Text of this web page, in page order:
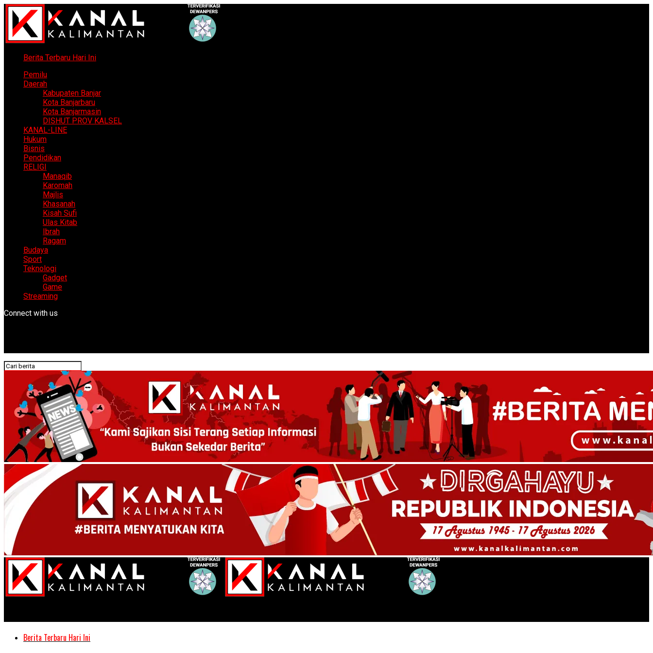
Berita Terbaru Hari Ini
Pemilu
Daerah
Kabupaten Banjar
Kota Banjarbaru
Kota Banjarmasin
DISHUT PROV KALSEL
KANAL-LINE
Hukum
Bisnis
Pendidikan
RELIGI
Manaqib
Karomah
Majlis
Khasanah
Kisah Sufi
Ulas Kitab
Ibrah
Ragam
Budaya
Sport
Teknologi
Gadget
Game
Streaming
Connect with us
Berita Terbaru Hari Ini